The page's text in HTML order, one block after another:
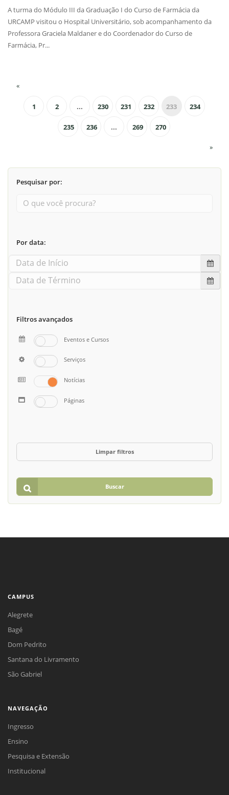
A turma do Módulo III da Graduação I do Curso de Farmácia da
URCAMP visitou o Hospital Universitário, sob acompanhamento da
Professora Graciela Maldaner e do Coordenador do Curso de
Farmácia, Pr...
«
1 2 ... 230 231 232 233 234
235 236 ... 269 270
»
Pesquisar por:
Por data:
Filtros avançados
Eventos e Cursos
Serviços
Notícias
Páginas
Limpar filtros
Buscar
CAMPUS
Alegrete
Bagé
Dom Pedrito
Santana do Livramento
São Gabriel
NAVEGAÇÃO
Ingresso
Ensino
Pesquisa e Extensão
Institucional